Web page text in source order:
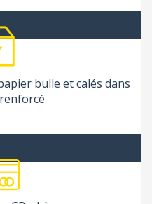
bulle et calés dans